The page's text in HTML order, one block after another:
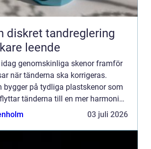
leende
genomskinliga skenor framför
när tänderna ska korrigeras.
bygger på tydliga plastskenor som
tänderna till en mer harmonisk
blir ett rakare leende, ofta03 juli 2026